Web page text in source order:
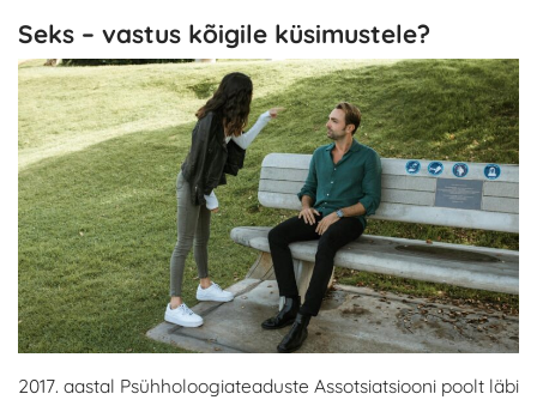
Seks – vastus kõigile küsimustele?
2017. aastal Psühholoogiateaduste Assotsiatsiooni poolt läbi